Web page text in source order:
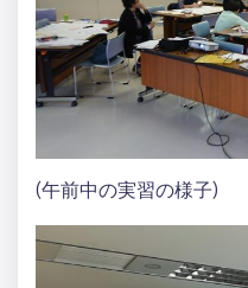
(午前中の実習の様子)